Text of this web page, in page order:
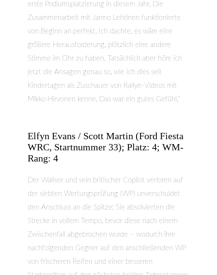
erste Podiumsplatzierung in diesem Jahr. Die
Zusammenarbeit mit Jarmo Lehtinen funktionierte
von Beginn an perfekt. Ich dachte, es wäre eine
größere Herausforderung, plötzlich eine andere
Stimme im Ohr zu haben. Tatsächlich aber höre ich
jetzt die Ansagen genau so, wie ich dies seit
Kindertagen als Zuschauer von Rallye-Videos mit
Mikko Hirvonen kenne. Das war ein gutes Gefühl.“
Elfyn Evans / Scott Martin (Ford Fiesta
WRC, Startnummer 33); Platz: 4; WM-
Rang: 4
Der Waliser und sein britischer Copilot verloren auf
der siebten Wertungsprüfung (WP) unverschuldet
den Anschluss an die Spitze: Sie absolvierten die
Strecke in vollem Tempo, bevor diese nach einem
Zwischenfall abgebrochen wurde – wodurch ihre
nachfolgenden Gegner auf den anschließenden WP
von frischeren Reifen und einer besseren